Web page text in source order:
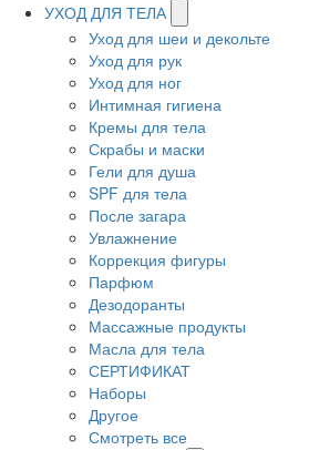
УХОД ДЛЯ ТЕЛА
Уход для шеи и декольте
Уход для рук
Уход для ног
Интимная гигиена
Кремы для тела
Скрабы и маски
Гели для душа
SPF для тела
После загара
Увлажнение
Коррекция фигуры
Парфюм
Дезодоранты
Массажные продукты
Масла для тела
СЕРТИФИКАТ
Наборы
Другое
Смотреть все